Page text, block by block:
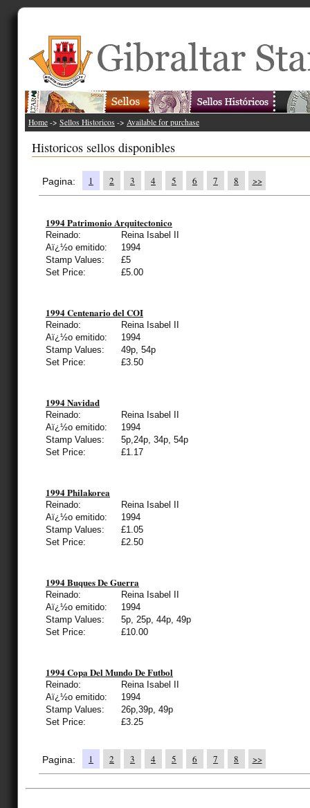
Home -> Sellos Historicos -> Available for purchase
Historicos sellos disponibles
Pagina: 1 2 3 4 5 6 7 8 >>
1994 Patrimonio Arquitectonico
Reinado:
Reina Isabel II
Aï¿½o emitido:
1994
Stamp Values:
£5
Set Price:
£5.00
1994 Centenario del COI
Reinado:
Reina Isabel II
Aï¿½o emitido:
1994
Stamp Values:
49p, 54p
Set Price:
£3.50
1994 Navidad
Reinado:
Reina Isabel II
Aï¿½o emitido:
1994
Stamp Values:
5p,24p, 34p, 54p
Set Price:
£1.17
1994 Philakorea
Reinado:
Reina Isabel II
Aï¿½o emitido:
1994
Stamp Values:
£1.05
Set Price:
£2.50
1994 Buques De Guerra
Reinado:
Reina Isabel II
Aï¿½o emitido:
1994
Stamp Values:
5p, 25p, 44p, 49p
Set Price:
£10.00
1994 Copa Del Mundo De Futbol
Reinado:
Reina Isabel II
Aï¿½o emitido:
1994
Stamp Values:
26p,39p, 49p
Set Price:
£3.25
Pagina: 1 2 3 4 5 6 7 8 >>